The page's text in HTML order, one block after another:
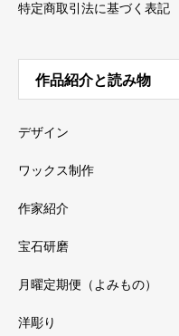
特定商取引法に基づく表記
作品紹介と読み物
デザイン
ワックス制作
作家紹介
宝石研磨
月曜定期便（よみもの）
洋彫り